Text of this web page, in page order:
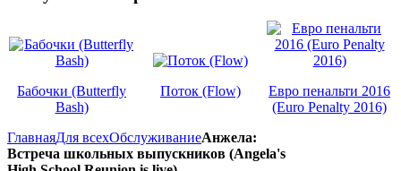
Бабочки (Butterfly
Bash)
Поток (Flow)
Евро пенальти 2016
(Euro Penalty 2016)
ГлавнаяДля всехОбслуживаниеАнжела:
Встреча школьных выпускников (Angela's